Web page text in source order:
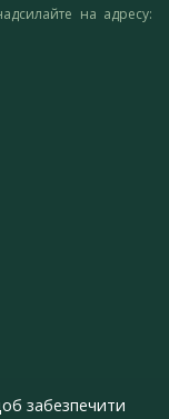
на адресу:
забезпечити